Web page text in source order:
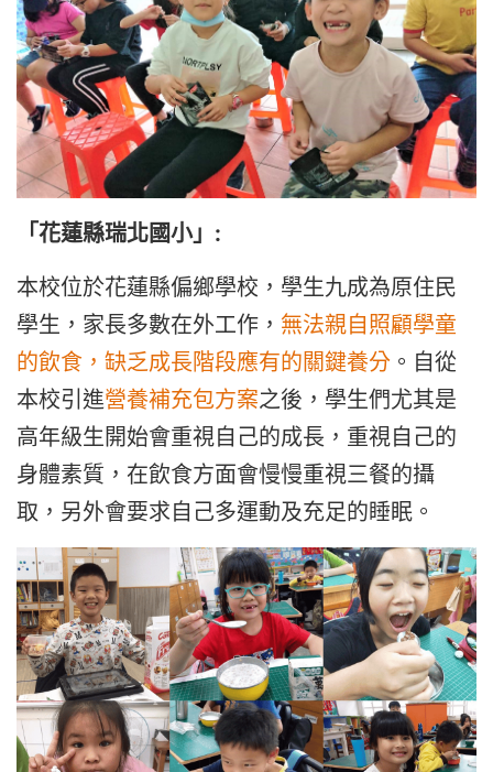
「花蓮縣瑞北國小」:
本校位於花蓮縣偏鄉學校，學生九成為原住民
學生，家長多數在外工作， 無法親自照顧學童
的飲食，缺乏成長階段應有的關鍵養分 。自從
本校引進營養補充包方案之後，學生們尤其是
高年級生開始會重視自己的成長，重視自己的
身體素質，在飲食方面會慢慢重視三餐的攝
取，另外會要求自己多運動及充足的睡眠。